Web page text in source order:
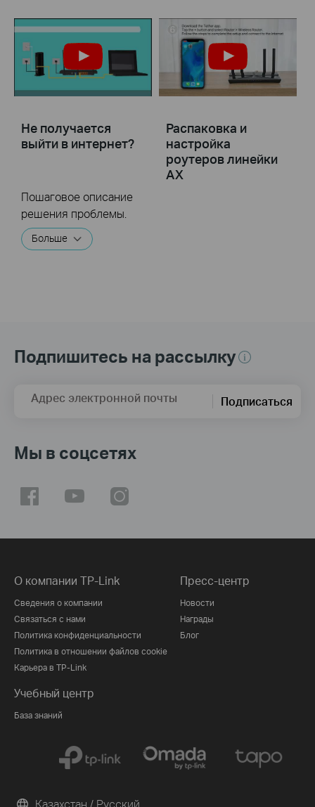
Не получается
выйти в интернет?
Пошаговое описание
решения проблемы.
Больше
Распаковка и
настройка
роутеров линейки
AX
Подпишитесь на рассылку
Адрес электронной почты Подписаться
Мы в соцсетях
О компании TP-Link
Сведения о компании
Связаться с нами
Политика конфиденциальности
Политика в отношении файлов cookie
Карьера в TP-Link
Пресс-центр
Новости
Награды
Блог
Учебный центр
База знаний
Казахстан / Русский